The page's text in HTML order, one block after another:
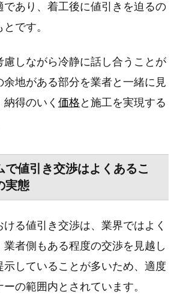
であり、着工後に値引きを迫るの
です。
慮しながら冷静に話し合うことが
余地がある部分を業者と一緒に見
得のいく 価格 と施工を実現する
で値引き交渉はよくあるこ
実態
ける値引き交渉は、業界ではよく
業者側もある程度の交渉を見越し
示していることが多いため、適度
の範囲内とされています。